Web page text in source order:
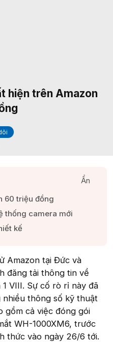
hiện trên Amazon
Ẩn
60 triệu đồng​
thống camera mới​
kế​
Amazon tại Đức và
đăng tải thông tin về
VIII. Sự cố rò rỉ này đã
thông số kỹ thuật
gồm cả việc đóng gói
WH-1000XM6, trước
thức vào ngày 26/6 tới.